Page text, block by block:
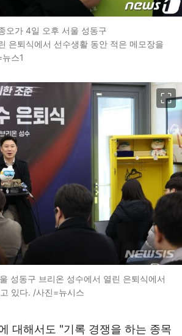
오가 4일 오후 서울 성동구
은퇴식에서 선수생활 동안 적은 메모장을
스1
성동구 브리온 성수에서 열린 은퇴식에서
있다. /사진=뉴시스
대해서도 "기록 경쟁을 하는 종목